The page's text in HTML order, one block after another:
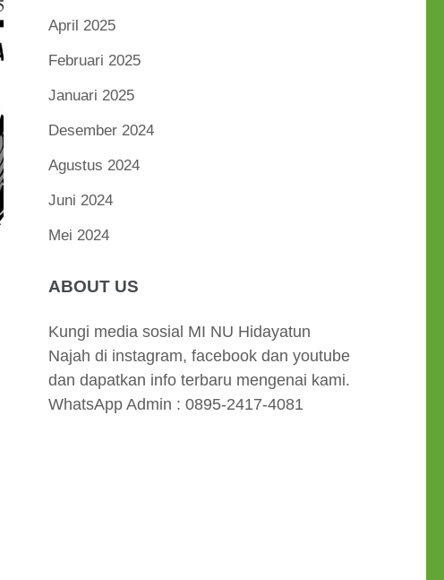
April 2025
Februari 2025
Januari 2025
Desember 2024
Agustus 2024
Juni 2024
Mei 2024
ABOUT US
Kungi media sosial MI NU Hidayatun
Najah di instagram, facebook dan youtube
dan dapatkan info terbaru mengenai kami.
WhatsApp Admin : 0895-2417-4081